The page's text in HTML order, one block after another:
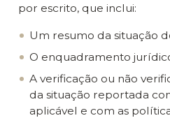
por escrito, que inclui:
Um resumo da situação
O enquadramento
A verificação ou não
da situação reportada
aplicável e com as